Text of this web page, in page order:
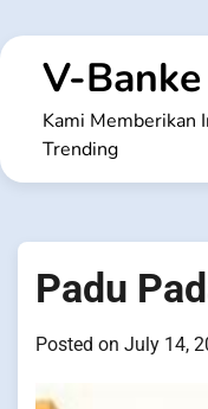
to
contentV-Banke
Kami Memberikan
Trending
Padu
Posted on July 14,